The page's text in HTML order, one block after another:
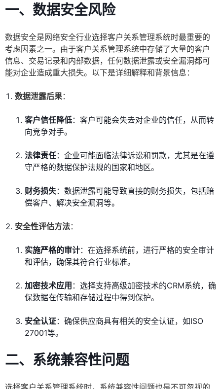
一、数据安全风险
数据安全是网络安全行业选择客户关系管理系统时最重要的
考虑因素之一。由于客户关系管理系统中存储了大量的客户
信息、交易记录和内部数据，任何数据泄露或安全漏洞都可
能对企业造成重大损失。以下是详细解释和背景信息：
数据泄露后果：
客户信任降低：客户可能会失去对企业的信任，从而转
向竞争对手。
法律责任：企业可能面临法律诉讼和罚款，尤其是在遵
守严格的数据保护法规的国家和地区。
财务损失：数据泄露可能导致直接的财务损失，包括赔
偿客户、解决安全漏洞等。
安全性评估方法：
实施严格的审计：在选择系统前，进行严格的安全审计
和评估，确保其符合行业标准。
加密技术应用 ：选择支持高级加密技术的CRM系统，确
保数据在传输和存储过程中得到保护。
安全认证：确保供应商具有相关的安全认证，如ISO
27001等。
二、系统兼容性问题